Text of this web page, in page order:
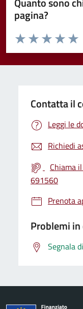
pagina?
Valuta da 1 a 5 stelle la
Valuta
Valuta 3
Valuta 2 stelle
Valuta 1 stelle su 5
Contatta il
Leggi le
Richiedi
Chiama
691560
Prenota
Problemi
Segnala